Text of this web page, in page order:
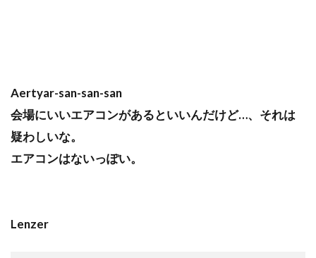
Aertyar-san-san-san
会場にいいエアコンがあるといいんだけど…、それは
疑わしいな。
エアコンはないっぽい。
Lenzer